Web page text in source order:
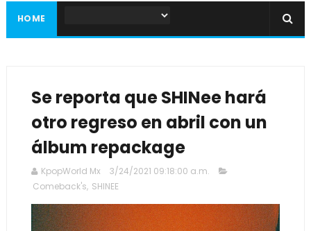
HOME
Se reporta que SHINee hará
otro regreso en abril con un
álbum repackage
KpopWorld Mx
3/24/2021 09:18:00 a.m.
Comeback's, SHINEE